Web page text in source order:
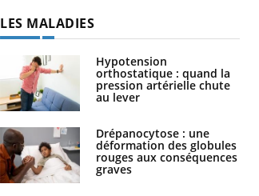
LES MALADIES
Hypotension
orthostatique : quand la
pression artérielle chute
au lever
Drépanocytose : une
déformation des globules
rouges aux conséquences
graves